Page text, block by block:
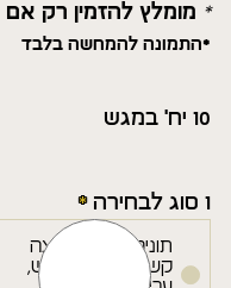
* מומלץ להזמין רק
*התמונה להמחשה בלבד
10 יח' במגש
1 סוג לבחירה
תוניסאי- טונה,ביצה
קשה, מלפפון כבוש,